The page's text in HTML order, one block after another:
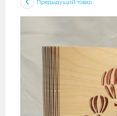
Предыдущий товар